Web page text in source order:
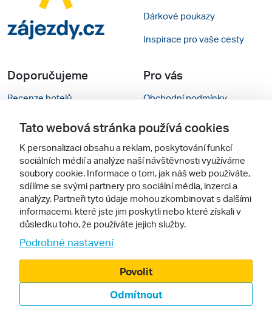
Dárkové poukazy
Inspirace pro vaše cesty
Doporučujeme
Recenze hotelů
Rady na cestu
Cestovní kanceláře
Zájazdy.sk
Pro vás
Obchodní podmínky
Kontakty
Nastavení cookies
Verze webu pro PC
Sledujte nás
© 2000 - 2026, Zájezdy.cz
Tato webová stránka používá cookies
K personalizaci obsahu a reklam, poskytování funkcí
sociálních médií a analýze naší návštěvnosti využíváme
soubory cookie. Informace o tom, jak náš web používáte,
sdílíme se svými partnery pro sociální média, inzerci a
analýzy. Partneři tyto údaje mohou zkombinovat s dalšími
informacemi, které jste jim poskytli nebo které získali v
důsledku toho, že používáte jejich služby.
Podrobné nastavení
Odmítnout
Povolit